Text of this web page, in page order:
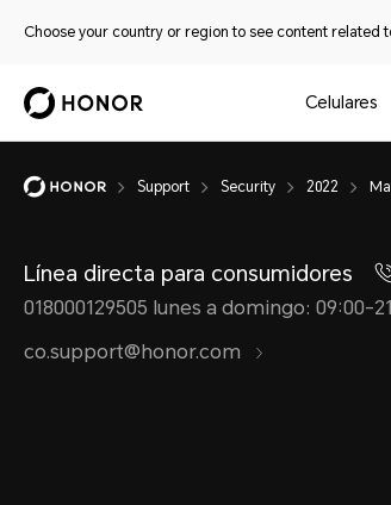
Choose your country or region to see content related
Celulares
Support Security 2022
Línea directa para consumidores
018000129505 lunes a domingo: 09:00-
co.support@honor.com